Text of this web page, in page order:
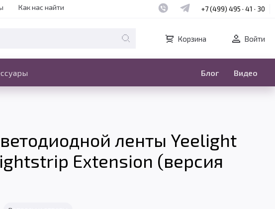
Как нас найти Наш whatsapp
Наш telegram
+7 (499) 495 · 41 · 30
Корзина Войти
Блог Видео
ленты Yeelight
Extension (версия